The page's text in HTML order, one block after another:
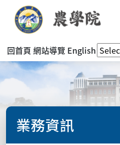
回首頁 網站導覽 English
業務資訊